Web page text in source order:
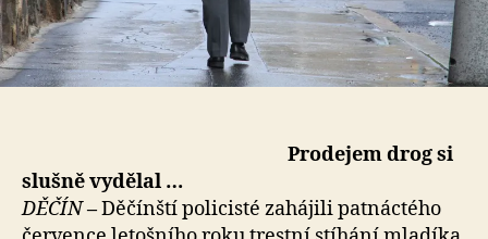
Prodejem drog si
slušně vydělal …
DĚČÍN–Děčínští policisté zahájili patnáctého